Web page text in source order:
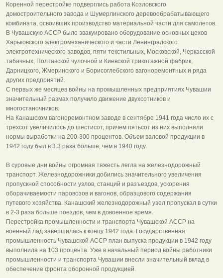
Коренной перестройке подверглись работа Козловского
домостроительного завода и Шумерлинского деревообрабатывающего
комбината, освоивших производство материальной части для самолетов.
В Чувашскую АССР было эвакуировано оборудование основных цехов
Харьковского электромеханического и части Ленинградского
электротехнического заводов, пяти текстильных, Московской, Черкасской
табачных, Полтавской чулочной и Киевской трикотажной фабрик,
Дарницкого, Жмеринского и Борисоглебского вагоноремонтных и ряда
других предприятий.
С первых же месяцев войны на промышленных предприятиях Чувашии
значительный размах получило движение двухсотников и
многостаночников.
На Канашском вагоноремонтном заводе в сентябре 1941 года число их с
трехсот увеличилось до шестисот, причем пятьсот из них выполняли
нормы выработки на 200-300 процентов. Объем валовой продукции в
1942 году был в 3.3 раза больше, чем в 1940 году.
В суровые дни войны огромная тяжесть легла на железнодорожный
транспорт. Железнодорожники добились значительного увеличения
пропускной способности узлов, станций и разъездов, ускорения
оборачиваемости паровозов и вагонов, образцового содержания
путевого хозяйства. Канашский железнодорожный узел пропускал в сутки
в 2-3 раза больше поездов, чем в довоенное время.
Перестройка промышленности и транспорта Чувашской АССР на
военный лад завершилась к концу 1942 года. Государственная
промышленность Чувашской АССР план выпуска продукции в 1942 году
выполнила на 103 процента. Уже в начальный период войны работники
промышленности и транспорта Чувашии внесли значительный вклад в
обеспечение фронта оборонной продукцией.